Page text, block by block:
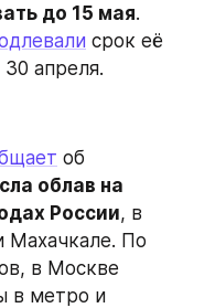
до 15 мая.
срок её
апреля.
облав на
России, в
Махачкале. По
в Москве
в метро и